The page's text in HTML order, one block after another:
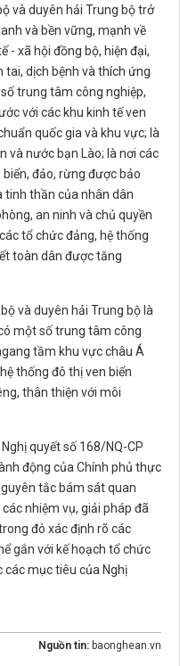
và duyên hải Trung bộ trở
và bền vững, mạnh về
- xã hội đồng bộ, hiện đại,
tai, dịch bệnh và thích ứng
trung tâm công nghiệp,
với các khu kinh tế ven
quốc gia và khu vực; là
và nước bạn Lào; là nơi các
đảo, rừng được bảo
tinh thần của nhân dân
an ninh và chủ quyền
tổ chức đảng, hệ thống
toàn dân được tăng
và duyên hải Trung bộ là
một số trung tâm công
tầm khu vực châu Á
thống đô thị ven biển
thân thiện với môi
quyết số 168/NQ-CP
động của Chính phủ thực
tắc bám sát quan
nhiệm vụ, giải pháp đã
đó xác định rõ các
gắn với kế hoạch tổ chức
mục tiêu của Nghị
Nguồn tin: baonghean.vn